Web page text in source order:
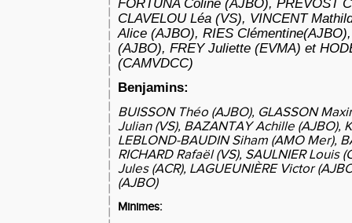
FORTUNA Coline (AJBO), PRÉVOST
CLAVELOU Léa (VS), VINCENT
Alice (AJBO), RIES
(AJBO), FREY Juliette (EVMA) et
(CAMVDCC)
Benjamins:
BUISSON Théo (AJBO), GLASSON
Julian (VS), BAZANTAY Achille (AJBO),
LEBLOND-BAUDIN Siham (AMO Mer),
RICHARD Rafaël (VS), SAULNIER Louis
Jules (ACR), LAGUEUNIÈRE Victor
(AJBO)
Minimes: